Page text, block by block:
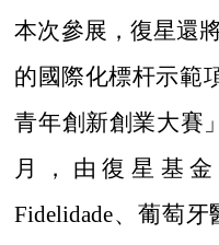
本次參展，復星還
的國際化標杆示範
青年創新創業大賽
月，由復星基
Fidelidade、葡萄牙